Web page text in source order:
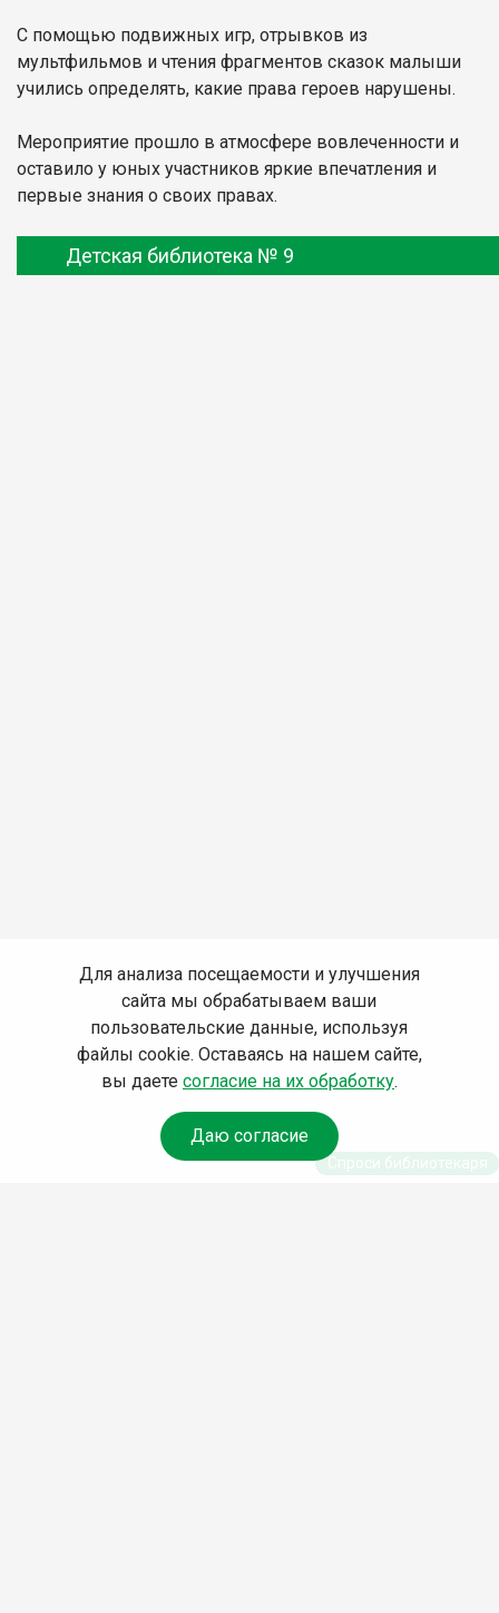
С помощью подвижных игр, отрывков из
мультфильмов и чтения фрагментов сказок малыши
учились определять, какие права героев нарушены.
Мероприятие прошло в атмосфере вовлеченности и
оставило у юных участников яркие впечатления и
первые знания о своих правах.
Детская библиотека № 9
Для анализа посещаемости и улучшения
сайта мы обрабатываем ваши
пользовательские данные, используя
файлы cookie. Оставаясь на нашем сайте,
вы даете согласие на их обработку.
Даю согласие
Спроси библиотекаря